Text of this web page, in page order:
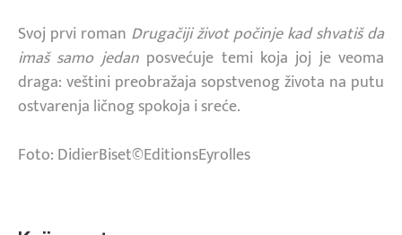
Svoj prvi roman Drugačiji život počinje kad shvatiš da
imaš samo jedanposvećuje temi koja joj je veoma
draga: veštini preobražaja sopstvenog života na putu
ostvarenja ličnog spokoja i sreće.
Foto: DidierBiset©EditionsEyrolles